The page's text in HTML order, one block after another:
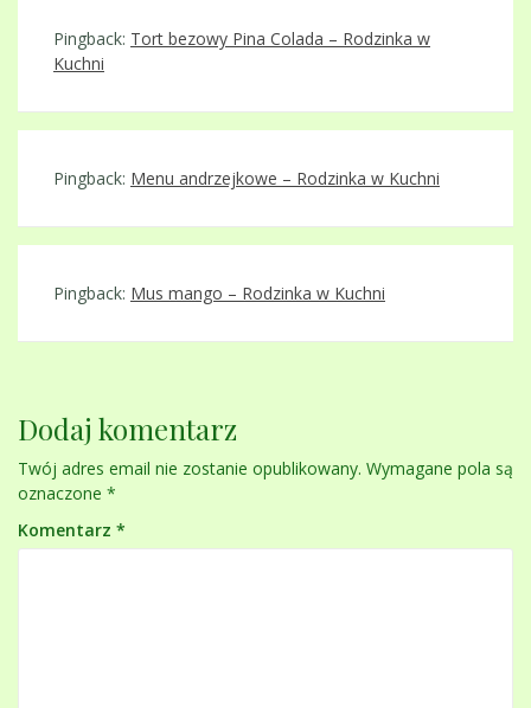
Pingback: Tort bezowy Pina Colada – Rodzinka w
Kuchni
Pingback: Menu andrzejkowe – Rodzinka w Kuchni
Pingback: Mus mango – Rodzinka w Kuchni
Dodaj komentarz
Twój adres email nie zostanie opublikowany. Wymagane pola są
oznaczone *
Komentarz *